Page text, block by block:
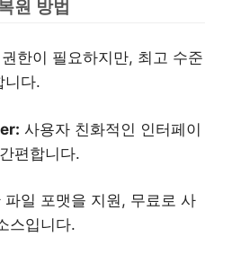
원 방법
한이 필요하지만, 최고 수준
니다.
사용자 친화적인 인터페이
편합니다.
파일 포맷을 지원, 무료로 사
스입니다.